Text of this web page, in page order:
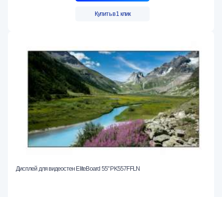
Купить в 1 клик
Дисплей для видеостен EliteBoard 55" PK557FFLN